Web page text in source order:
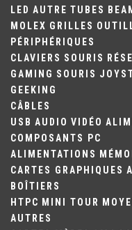
LED AUTRE TUBES
MOLEX GRILLES
PÉRIPHÉRIQUES
CLAVIERS SOURIS
GAMING SOURIS
GEEKING
CÂBLES
USB AUDIO VIDÉO
COMPOSANTS PC
ALIMENTATIONS
CARTES GRAPHIQUES
BOÎTIERS
HTPC MINI TOUR
AUTRES